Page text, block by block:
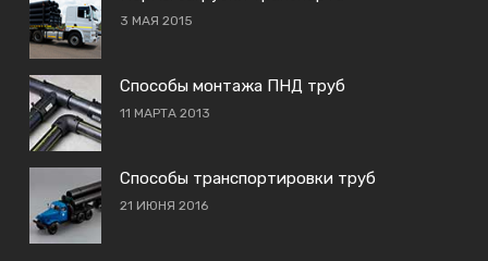
3 МАЯ 2015
Способы монтажа ПНД труб
11 МАРТА 2013
Способы транспортировки труб
21 ИЮНЯ 2016